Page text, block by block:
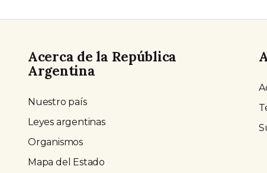
Acerca de la República
Argentina
Nuestro país
Leyes argentinas
Organismos
Mapa del Estado